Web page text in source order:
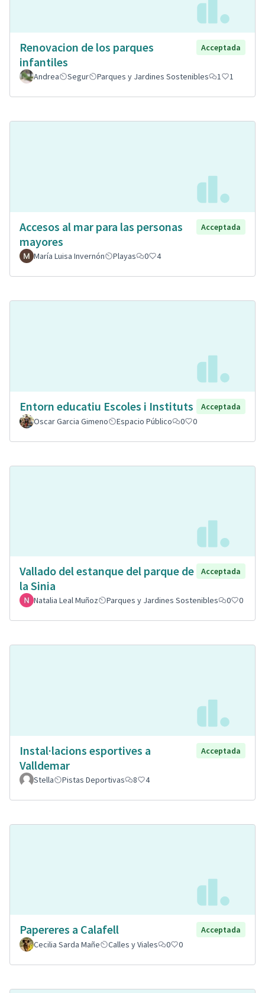
Renovacion de los parques
infantiles
Acceptada
Andrea Segur Parques y Jardines Sostenibles 1 1
Accesos al mar para las personas
mayores
Acceptada
María Luisa Invernón Playas 0 4
Entorn educatiu Escoles i Instituts
Acceptada
Oscar Garcia Gimeno
Espacio Público 0 0
Vallado del estanque del parque de
la Sinia
Acceptada
Natalia Leal Muñoz Parques y Jardines Sostenibles 0 0
Instal·lacions esportives a
Valldemar
Acceptada
Stella Pistas Deportivas 8 4
Papereres a Calafell
Acceptada
Cecilia Sarda Mañe
Calles y Viales 0 0